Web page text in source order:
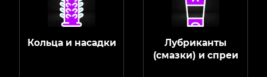
Кольца и насадки
Лубриканты
(смазки) и спреи